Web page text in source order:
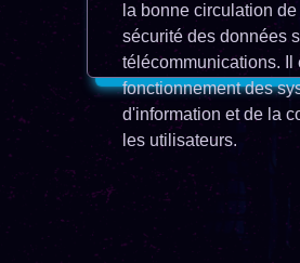
la bonne circulation
sécurité des données
télécommunications. Il
fonctionnement des
d'information et de la
les utilisateurs.